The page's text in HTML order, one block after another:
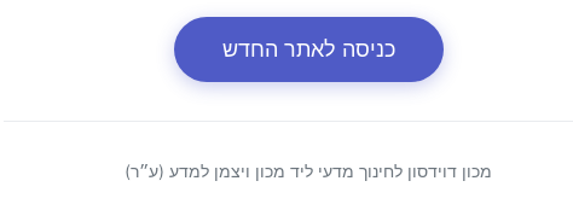
כניסה לאתר החדש
מכון דוידסון לחינוך מדעי ליד מכון ויצמן למדע (ע״ר)